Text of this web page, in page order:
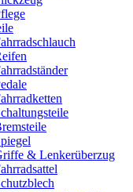
& Lenkerüberzug